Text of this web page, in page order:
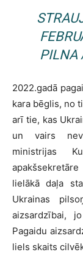
PILNA
2022.gadā
kara bēglis, no
arī tie, kas
un vairs
ministrijas
lielākā daļa
Ukrainas
aizsardzībai,
Pagaidu
liels skaits